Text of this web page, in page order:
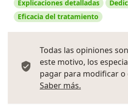
Explicaciones detalladas
Eficacia del tratamiento
Todas las opiniones
este motivo, los
pagar para modificar
Saber más.